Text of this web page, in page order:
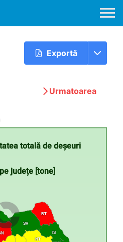
Exportă
Urmatoarea
totală de deșeuri
județe [tone]
BT
IS
NT
SV